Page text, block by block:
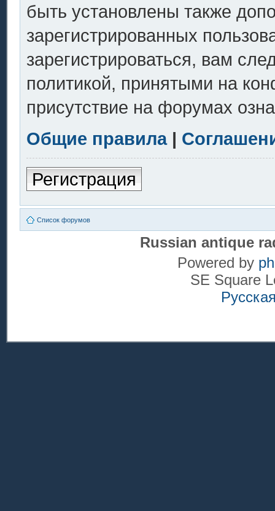
быть установлены также
зарегистрированных
зарегистрироваться, вам
политикой, принятыми на
присутствие на форумах
Общие правила|
Регистрация
Список форумов
Russian antique
Powered by
SE Square